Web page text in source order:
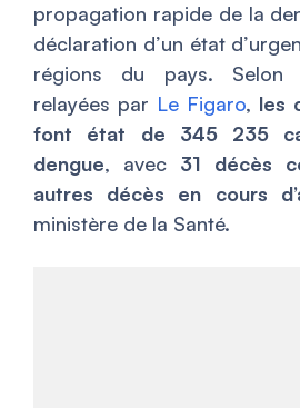
propagation rapide de la
déclaration d’un état
régions du pays. Selon
relayées par Le Figaro, les
font état de 345 235
dengue, avec 31 décès
autres décès en cours
ministère de la Santé.